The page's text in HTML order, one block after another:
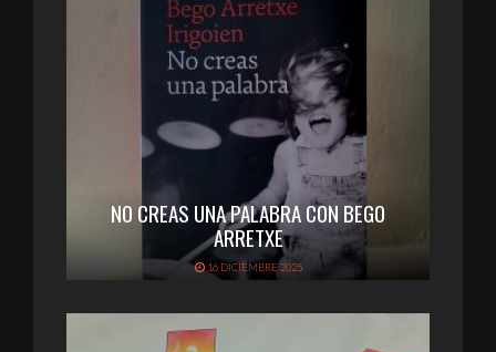
NO CREAS UNA PALABRA CON BEGO
ARRETXE
16 DICIEMBRE 2025